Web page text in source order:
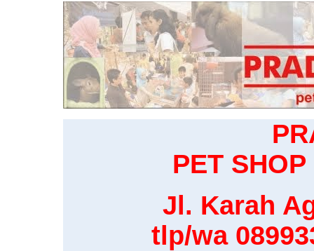
PET
Jl. Karah
tlp/wa